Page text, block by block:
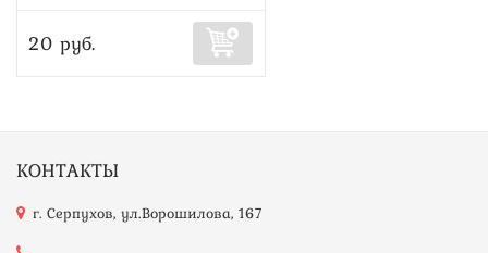
20 руб.
КОНТАКТЫ
г. Серпухов, ул.Ворошилова, 167